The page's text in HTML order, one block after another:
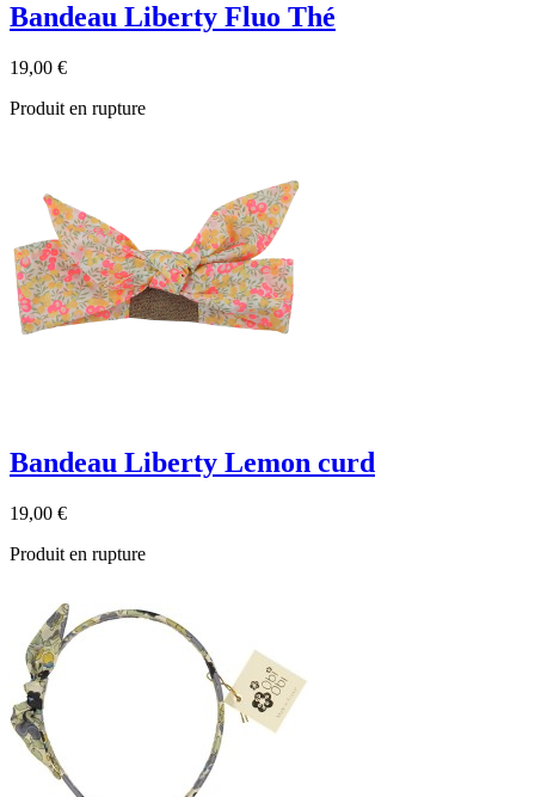
Bandeau Liberty Fluo Thé
19,00 €
Produit en rupture
Bandeau Liberty Lemon curd
19,00 €
Produit en rupture